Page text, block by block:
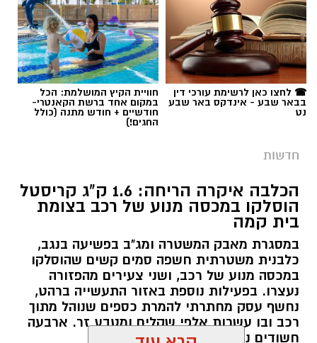
☎ לחצו כאן לרשימת עורכי דין
בבאר שבע - אינדקס באר שבע
נט
חוויית הקיץ המושלמת: הכל
במקום אחד ברשת הקאנטרי-
חודשיים + חודש מתנה (כולל
החגים!)
חדשות
הכלבה איקרה הריחה: 1.6 ק"ג קריסטל
הוסלקו במכסה מנוע של רכב בצומת
בית קמה
במסגרת מאבק המשטרה ומג"ב בפשיעה בנגב,
כלבנית משטרתית חשפה סמים קשים שהוסלקו
במכסה מנוע של רכב, ושני צעירים מהפזורה
נעצרו. בפעילות נוספת באזור התעשייה ברהט,
נחשף עסק מחתרתי להמרת כספים שנוהל מתוך
רכב ובו עשרות אלפי שקלים ומטבע זר. ארבעה
חשודים נעצרו בסך הכל.